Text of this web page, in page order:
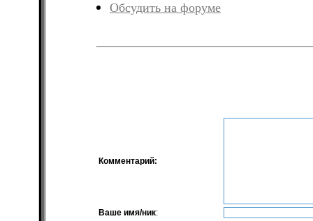
Обсудить на форуме
Комментарий:
Ваше имя/ник: